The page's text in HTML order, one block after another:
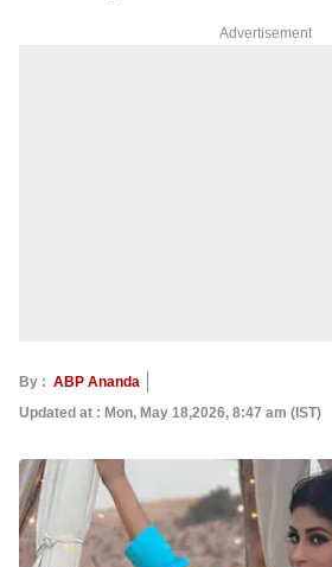
Advertisement
By : ABP Ananda
Updated at : Mon, May 18,2026, 8:47 am (IST)